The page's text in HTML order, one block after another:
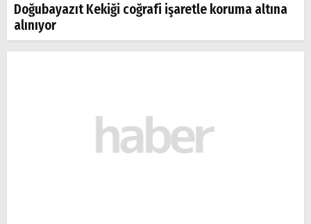
Doğubayazıt Kekiği coğrafi işaretle koruma altına
alınıyor